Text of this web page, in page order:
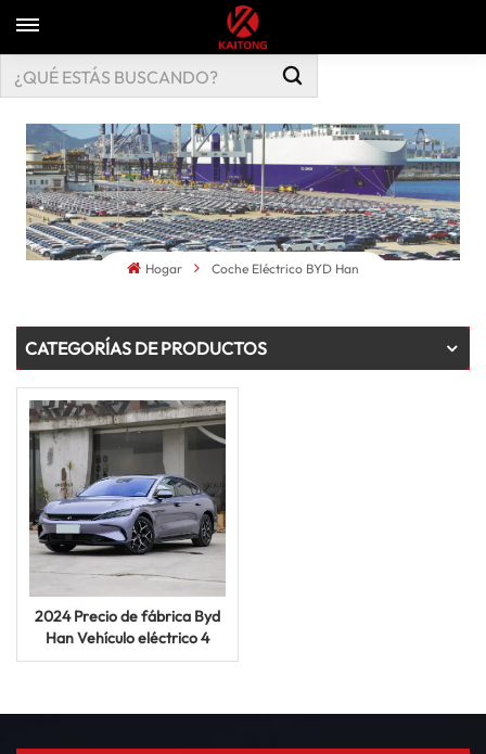
Hogar Coche Eléctrico BYD Han
CATEGORÍAS DE PRODUCTOS
2024 Precio de fábrica Byd
Han Vehículo eléctrico 4
puertas 5 asientos Auto Car